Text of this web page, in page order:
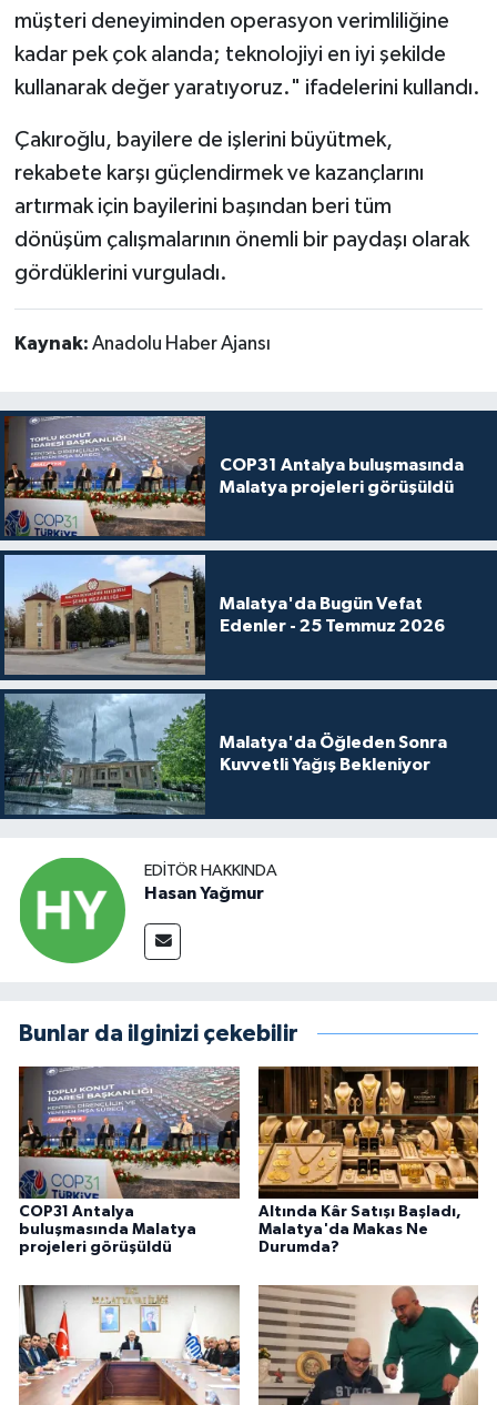
müşteri deneyiminden operasyon verimliliğine
kadar pek çok alanda; teknolojiyi en iyi şekilde
kullanarak değer yaratıyoruz." ifadelerini kullandı.
Çakıroğlu, bayilere de işlerini büyütmek,
rekabete karşı güçlendirmek ve kazançlarını
artırmak için bayilerini başından beri tüm
dönüşüm çalışmalarının önemli bir paydaşı olarak
gördüklerini vurguladı.
Kaynak: Anadolu Haber Ajansı
COP31 Antalya buluşmasında
Malatya projeleri görüşüldü
Malatya'da Bugün Vefat
Edenler - 25 Temmuz 2026
Malatya'da Öğleden Sonra
Kuvvetli Yağış Bekleniyor
EDITÖR HAKKINDA
Hasan Yağmur
Bunlar da ilginizi çekebilir
COP31 Antalya
buluşmasında Malatya
projeleri görüşüldü
Altında Kâr Satışı Başladı,
Malatya'da Makas Ne
Durumda?